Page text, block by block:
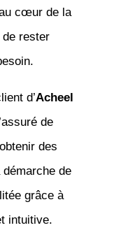
cœur de la
de rester
d’Acheel
de
des
de
grâce à
intuitive.